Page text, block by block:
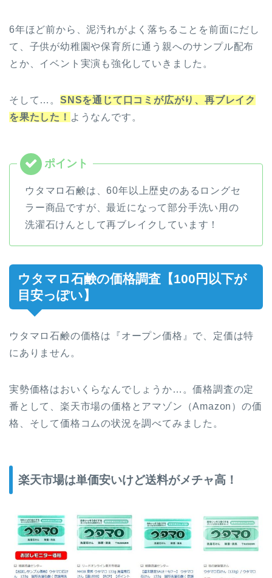
6年ほど前から、泥汚れがよく落ちることを前面にだし
て、子供が幼稚園や保育所に通う親へのサンプル配布
とか、イベント実演も強化していきました。
そして…。 SNSを通じて口コミが広がり、再ブレイク
を果たした！ ようなんです。
ウタマロ石鹸は、60年以上歴史のあるロングセ
ラー商品ですが、最近になって部分手洗い用の
洗濯石けんとして再ブレイクしています！
ウタマロ石鹸の価格調査【100円以下が
目安っぽい】
ウタマロ石鹸の価格は『オープン価格』で、定価は特
にありません。
実勢価格はおいくらなんでしょうか…。価格調査の定
番として、楽天市場の価格とアマゾン（Amazon）の価
格、そして価格コムの状況を調べてみました。
楽天市場は単価安いけど送料がメチャ高！